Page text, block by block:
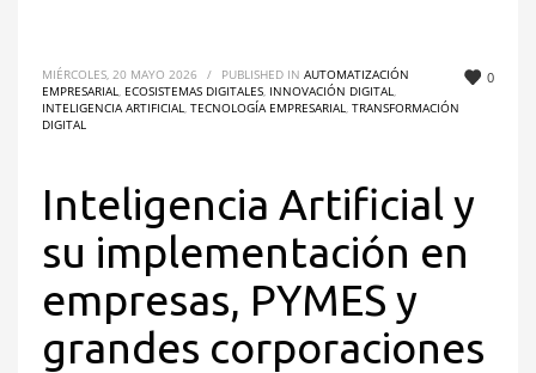
0
MIÉRCOLES, 20 MAYO 2026 / PUBLISHED IN AUTOMATIZACIÓN
EMPRESARIAL
ECOSISTEMAS DIGITALES INNOVACIÓN DIGITAL
INTELIGENCIA ARTIFICIAL TECNOLOGÍA EMPRESARIAL TRANSFORMACIÓN
DIGITAL
Inteligencia Artificial y
su implementación en
empresas, PYMES y
grandes corporaciones